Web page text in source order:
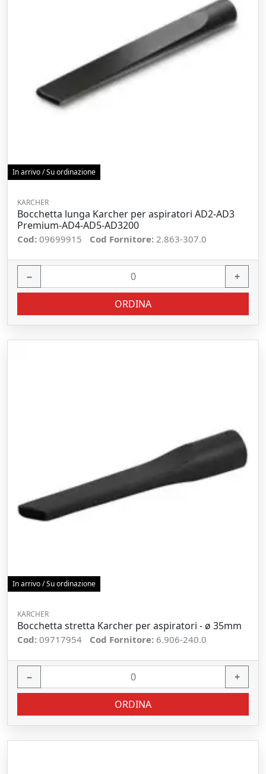
In arrivo / Su ordinazione
KARCHER
Bocchetta lunga Karcher per aspiratori AD2-AD3
Premium-AD4-AD5-AD3200
Cod: 09699915 Cod Fornitore: 2.863-307.0
− +
ORDINA
In arrivo / Su ordinazione
KARCHER
Bocchetta stretta Karcher per aspiratori - ø 35mm
Cod: 09717954 Cod Fornitore: 6.906-240.0
− +
ORDINA